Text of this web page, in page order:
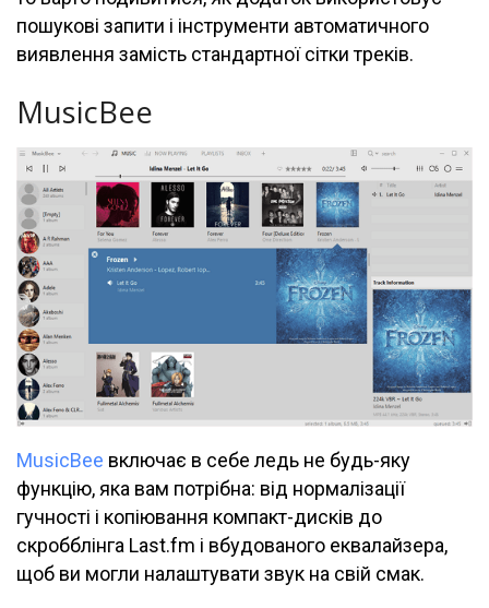
пошукові запити і інструменти автоматичного
виявлення замість стандартної сітки треків.
MusicBee
MusicBee включає в себе ледь не будь-яку
функцію, яка вам потрібна: від нормалізації
гучності і копіювання компакт-дисків до
скробблінга Last.fm і вбудованого еквалайзера,
щоб ви могли налаштувати звук на свій смак.